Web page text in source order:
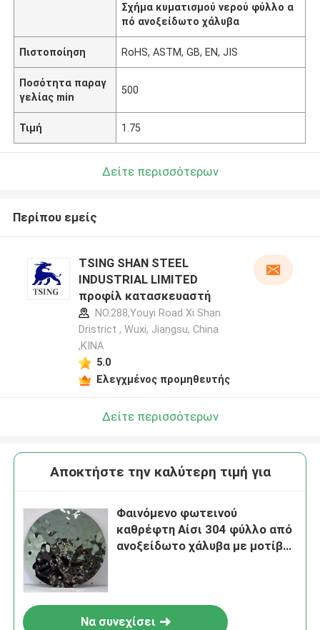
Σχήμα κυματισμού νερού φύλλο α
πό ανοξείδωτο χάλυβα
Πιστοποίηση RoHS, ASTM, GB, EN, JIS
Ποσότητα παραγ
γελίας min
500
Τιμή 1.75
Δείτε περισσότερων
Περίπου εμείς
TSING SHAN STEEL
INDUSTRIAL LIMITED
προφίλ κατασκευαστή
NO.288,Youyi Road Xi Shan
Dristrict , Wuxi, Jiangsu, China
,ΚΙΝΑ
5.0
Ελεγχμένος προμηθευτής
Δείτε περισσότερων
Αποκτήστε την καλύτερη τιμή για
Φαινόμενο φωτεινού
καθρέφτη Αίσι 304 φύλλο από
ανοξείδωτο χάλυβα με μοτίβο
Να συνεχίσει